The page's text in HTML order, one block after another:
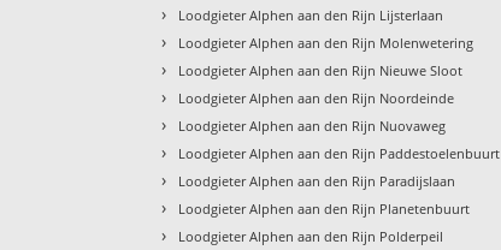
› Loodgieter Alphen aan den Rijn Lijsterlaan
› Loodgieter Alphen aan den Rijn Molenwetering
› Loodgieter Alphen aan den Rijn Nieuwe Sloot
› Loodgieter Alphen aan den Rijn Noordeinde
› Loodgieter Alphen aan den Rijn Nuovaweg
› Loodgieter Alphen aan den Rijn Paddestoelenbuurt
› Loodgieter Alphen aan den Rijn Paradijslaan
› Loodgieter Alphen aan den Rijn Planetenbuurt
› Loodgieter Alphen aan den Rijn Polderpeil